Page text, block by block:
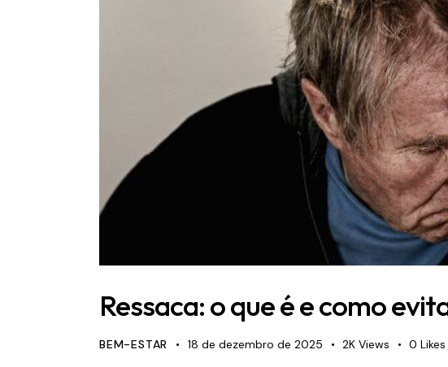
Ressaca: o que é e como
BEM-ESTAR 18 de dezembro de 2025 2K Views 0 Likes